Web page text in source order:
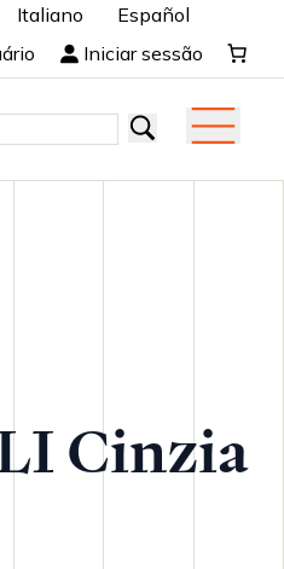
Italiano
Español
Iniciar sessão
Cinzia